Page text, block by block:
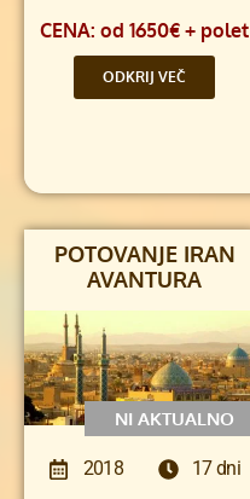
CENA: od 1650€ + polet
ODKRIJ VEČ
POTOVANJE IRAN
AVANTURA
NI AKTUALNO
2018 17 dni